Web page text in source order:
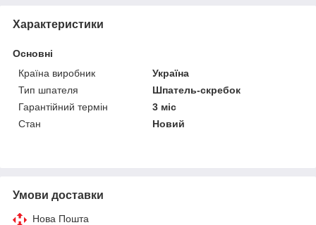
Характеристики
Основні
Країна виробник
Україна
Тип шпателя
Шпатель-скребок
Гарантійний термін
3 міс
Стан
Новий
Умови доставки
Нова Пошта